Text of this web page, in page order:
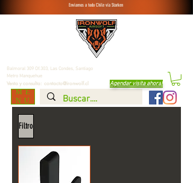
Venta y consulta: contacto@ironwolf.cl
ME
NU
Enviamos a todo Chile vía Starken
Agendar visita ahora!
Balmoral 309 Of.303, Las Condes, Santiago
Metro Manquehue
Filtro